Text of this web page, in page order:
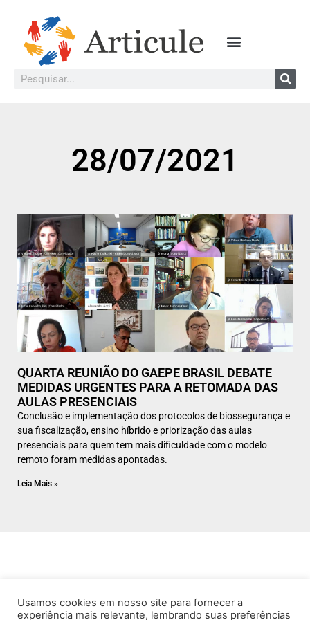
28/07/2021
QUARTA REUNIÃO DO GAEPE BRASIL DEBATE
MEDIDAS URGENTES PARA A RETOMADA DAS
AULAS PRESENCIAIS
Conclusão e implementação dos protocolos de biossegurança e
sua fiscalização, ensino híbrido e priorização das aulas
presenciais para quem tem mais dificuldade com o modelo
remoto foram medidas apontadas.
Leia Mais »
Usamos cookies em nosso site para fornecer a
experiência mais relevante, lembrando suas preferências